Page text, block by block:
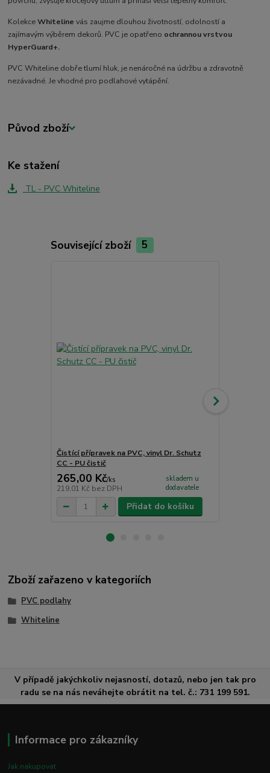
KolekceWhiteline vás zaujme dlouhou životností, odolností a
zajímavým výběrem dekorů. PVC je opatřeno ochrannou vrstvou
HyperGuard+.
PVC Whiteline dobře tlumí hluk, je nenáročné na údržbu a zdravotně
nezávadné. Je vhodné pro podlahové vytápění.
Původ zboží
Ke stažení
TL - PVC Whiteline
Související zboží 5
Čistící přípravek na PVC, vinyl Dr. Schutz
CC - PU čistič
265,00 Kč/ks
219,01 Kč bez DPH
skladem u
dodavatele
Přidat do košíku
Zboží zařazeno v kategoriích
PVC podlahy
Whiteline
V případě jakýchkoliv nejasností, dotazů, nebo jen tak pro
radu se na nás neváhejte obrátit na tel. č.: 731 199 591.
Informace pro zákazníky
Jak nakupovat